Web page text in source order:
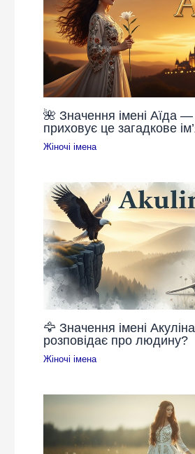
🌺 Значення імені Аїда
приховує це загадкове
Жіночі імена
🦅 Значення імені
розповідає про людину?
Жіночі імена